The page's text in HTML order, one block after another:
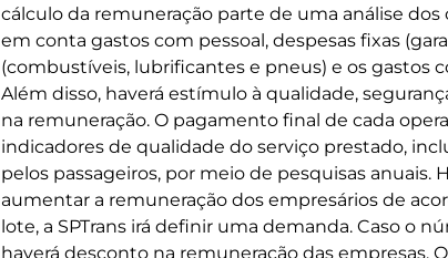
cálculo da remuneração parte de uma análise
em conta gastos com pessoal, despesas fixas
(combustíveis, lubrificantes e pneus) e os gastos
Além disso, haverá estímulo à qualidade,
na remuneração. O pagamento final de cada
indicadores de qualidade do serviço prestado,
pelos passageiros, por meio de pesquisas
aumentar a remuneração dos empresários de
lote, a SPTrans irá definir uma demanda. Caso o
haverá desconto na remuneração das empresas.